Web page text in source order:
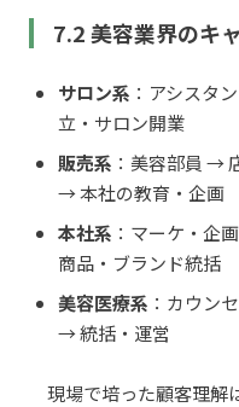
7.2 美容業界のキ
サロン系 ：アシスタ
立・サロン開業
販売系 ：美容部員 →
→ 本社の教育・企画
本社系 ：マーケ・企
商品・ブランド統括
美容医療系 ：カウン
→ 統括・運営
現場で培った顧客理解